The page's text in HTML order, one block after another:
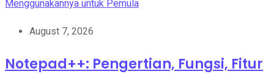
August 7, 2026
Notepad++: Pengertian, Fungsi, Fitur